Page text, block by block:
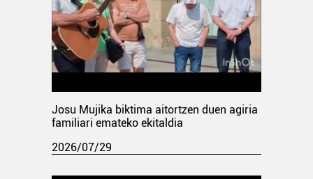
Josu Mujika biktima aitortzen duen agiria
familiari emateko ekitaldia
2026/07/29